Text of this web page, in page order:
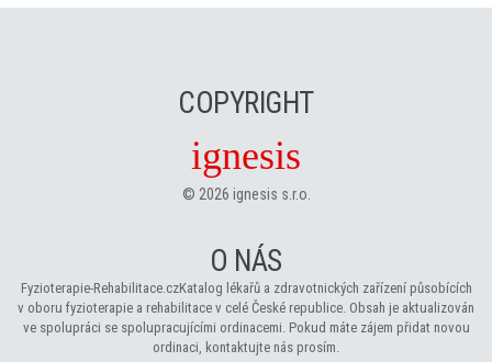
COPYRIGHT
ignesis
© 2026 ignesis s.r.o.
O NÁS
Fyzioterapie-Rehabilitace.czKatalog lékařů a zdravotnických zařízení působících
v oboru fyzioterapie a rehabilitace v celé České republice. Obsah je aktualizován
ve spolupráci se spolupracujícími ordinacemi. Pokud máte zájem přidat novou
ordinaci, kontaktujte nás prosím.